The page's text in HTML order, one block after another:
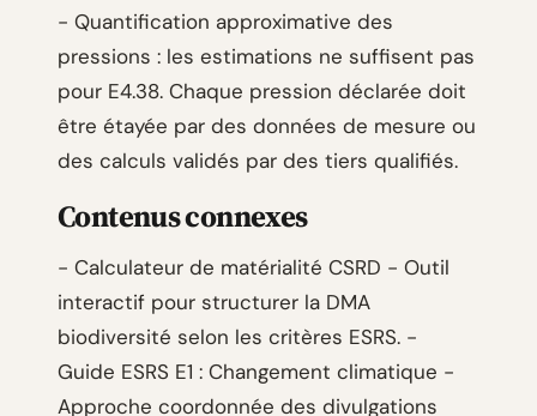
- Quantification approximative des
pressions : les estimations ne suffisent pas
pour E4.38. Chaque pression déclarée doit
être étayée par des données de mesure ou
des calculs validés par des tiers qualifiés.
Contenus connexes
- Calculateur de matérialité CSRD - Outil
interactif pour structurer la DMA
biodiversité selon les critères ESRS. -
Guide ESRS E1 : Changement climatique -
Approche coordonnée des divulgations